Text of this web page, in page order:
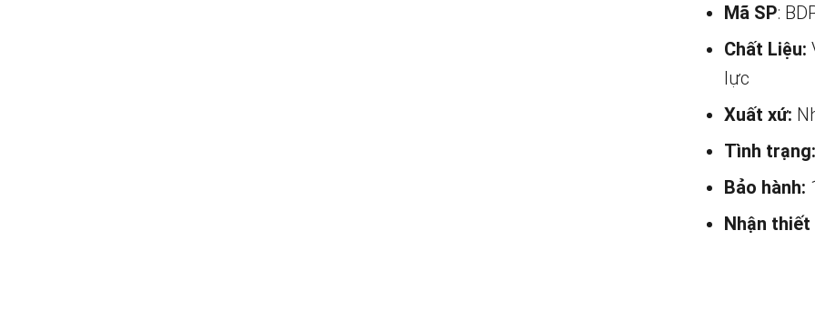
Mã SP:
Chất Liệu:
lực
Xuất xứ:
Tình trạng:
Bảo hành:
Nhận